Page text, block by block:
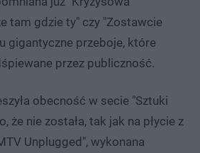
tam gdzie ty" czy "Zostawcie
gigantyczne przeboje, które
przez publiczność.
obecność w secie "Sztuki
że nie została, tak jak na płycie z
Unplugged", wykonana